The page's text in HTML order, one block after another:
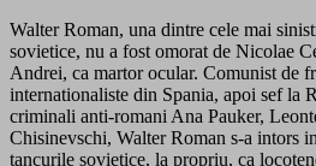
Walter Roman, una dintre cele mai
sovietice, nu a fost omorat de Nicolae
Andrei, ca martor ocular. Comunist de
internationaliste din Spania, apoi sef la
criminali anti-romani Ana Pauker,
Chisinevschi, Walter Roman s-a intors
tancurile sovietice, la propriu, ca